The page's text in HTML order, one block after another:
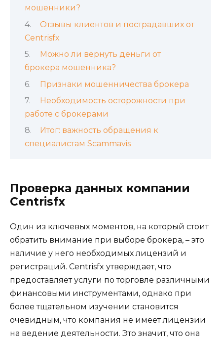
мошенники?
Отзывы клиентов и пострадавших от
Centrisfx
Можно ли вернуть деньги от
брокера мошенника?
Признаки мошенничества брокера
Необходимость осторожности при
работе с брокерами
Итог: важность обращения к
специалистам Scammavis
Проверка данных компании
Centrisfx
Один из ключевых моментов, на который стоит
обратить внимание при выборе брокера, – это
наличие у него необходимых лицензий и
регистраций. Centrisfx утверждает, что
предоставляет услуги по торговле различными
финансовыми инструментами, однако при
более тщательном изучении становится
очевидным, что компания не имеет лицензии
на ведение деятельности. Это значит, что она